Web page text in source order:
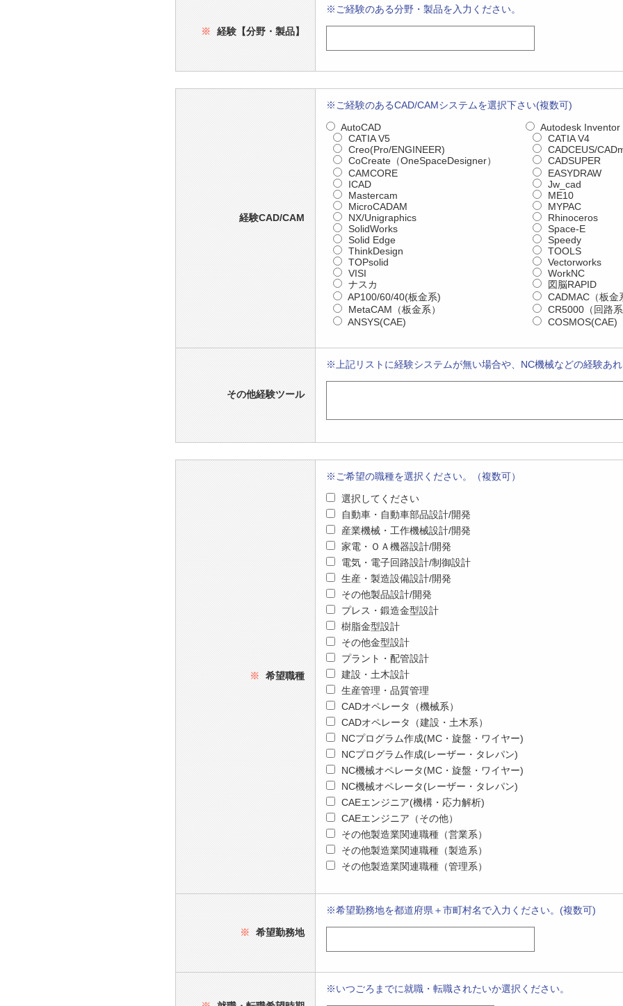
※ 経験【分野・製品】
※ご経験のある分野・製品を入力ください。
経験CAD/CAM
※ご経験のあるCAD/CAMシステムを選択下さい(複数可)
AutoCAD
Autodesk Inventor
CATIA V5
CATIA V4
Creo(Pro/ENGINEER)
CADCEUS/
CoCreate（OneSpaceDesigner）
CADSUPER
CAMCORE
EASYDRAW
ICAD
Jw_cad
Mastercam
ME10
MicroCADAM
MYPAC
NX/Unigraphics
Rhinoceros
SolidWorks
Space-E
Solid Edge
Speedy
ThinkDesign
TOOLS
TOPsolid
Vectorworks
VISI
WorkNC
ナスカ
図脳RAPID
AP100/60/40(板金系)
CADMAC（板金
MetaCAM（板金系）
CR5000（回路系
ANSYS(CAE)
COSMOS(CAE)
その他経験ツール
※上記リストに経験システムが無い場合や、NC機械などの経験あれ
※ 希望職種
※ご希望の職種を選択ください。（複数可）
選択してください
自動車・自動車部品設計/開発
産業機械・工作機械設計/開発
家電・ＯＡ機器設計/開発
電気・電子回路設計/制御設計
生産・製造設備設計/開発
その他製品設計/開発
プレス・鍛造金型設計
樹脂金型設計
その他金型設計
プラント・配管設計
建設・土木設計
生産管理・品質管理
CADオペレータ（機械系）
CADオペレータ（建設・土木系）
NCプログラム作成(MC・旋盤・ワイヤー)
NCプログラム作成(レーザー・タレパン)
NC機械オペレータ(MC・旋盤・ワイヤー)
NC機械オペレータ(レーザー・タレパン)
CAEエンジニア(機構・応力解析)
CAEエンジニア（その他）
その他製造業関連職種（営業系）
その他製造業関連職種（製造系）
その他製造業関連職種（管理系）
※ 希望勤務地
※希望勤務地を都道府県＋市町村名で入力ください。(複数可)
※いつごろまでに就職・転職されたいか選択ください。